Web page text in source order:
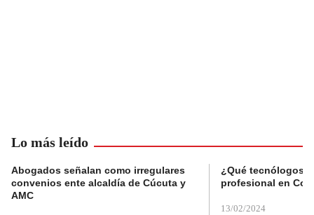
Lo más leído
Abogados señalan como irregulares
convenios ente alcaldía de Cúcuta y
AMC
¿Qué tecnólogos
profesional en
13/02/2024